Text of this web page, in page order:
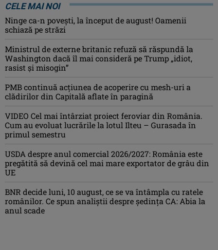
CELE MAI NOI
Ninge ca-n povești, la început de august! Oamenii
schiază pe străzi
Ministrul de externe britanic refuză să răspundă la
Washington dacă îl mai consideră pe Trump „idiot,
rasist şi misogin”
PMB continuă acțiunea de acoperire cu mesh-uri a
clădirilor din Capitală aflate în paragină
VIDEO Cel mai întârziat proiect feroviar din România.
Cum au evoluat lucrările la lotul Ilteu – Gurasada în
primul semestru
USDA despre anul comercial 2026/2027: România este
pregătită să devină cel mai mare exportator de grâu din
UE
BNR decide luni, 10 august, ce se va întâmpla cu ratele
românilor. Ce spun analiștii despre ședința CA: Abia la
anul scade